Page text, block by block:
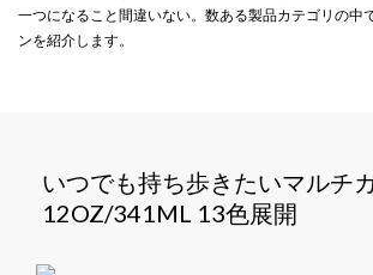
一つになること間違いない。数ある製品カテゴリの中
ンを紹介します。
いつでも持ち歩きたいマルチ
12OZ/341ML 13色展開